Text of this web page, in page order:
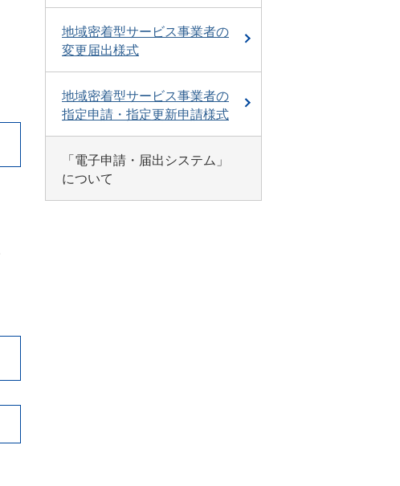
地域密着型サービス事業者の
変更届出様式
地域密着型サービス事業者の
指定申請・指定更新申請様式
「電子申請・届出システム」
について